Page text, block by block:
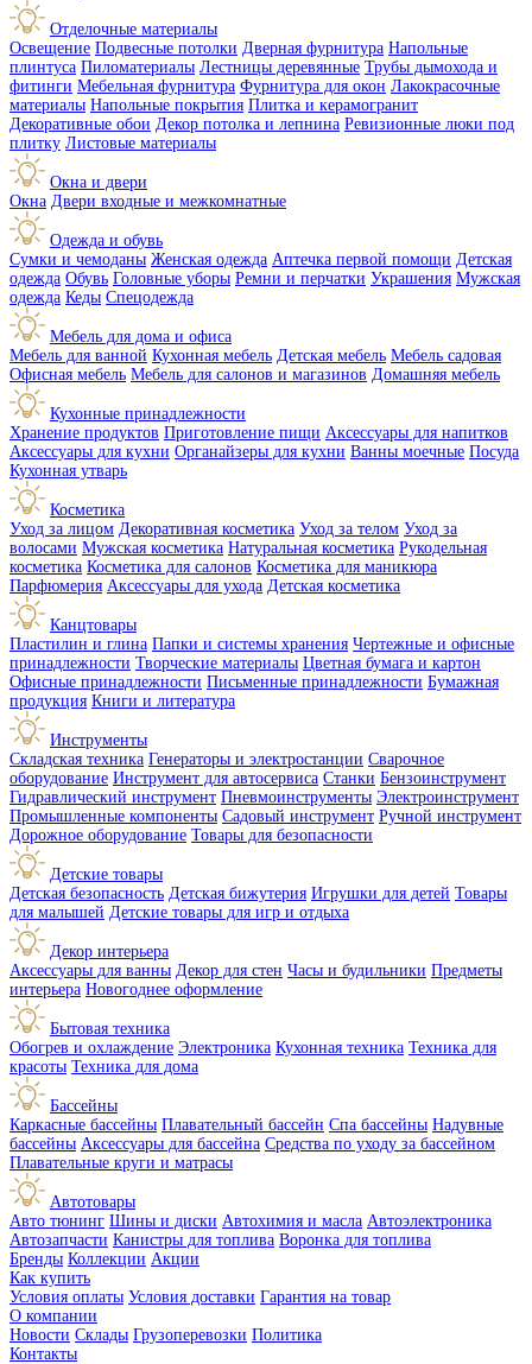
Отделочные материалы
Освещение Подвесные потолки Дверная фурнитура Напольные
плинтуса Пиломатериалы Лестницы деревянные Трубы дымохода и
фитинги Мебельная фурнитура Фурнитура для окон Лакокрасочные
материалы Напольные покрытия Плитка и керамогранит
Декоративные обои Декор потолка и лепнина Ревизионные люки под
плитку Листовые материалы
Окна и двери
Окна Двери входные и межкомнатные
Одежда и обувь
Сумки и чемоданы Женская одежда Аптечка первой помощи Детская
одежда Обувь Головные уборы Ремни и перчатки Украшения Мужская
одежда Кеды Спецодежда
Мебель для дома и офиса
Мебель для ванной Кухонная мебель Детская мебель Мебель садовая
Офисная мебель Мебель для салонов и магазинов Домашняя мебель
Кухонные принадлежности
Хранение продуктов Приготовление пищи Аксессуары для напитков
Аксессуары для кухни Органайзеры для кухни Ванны моечные Посуда
Кухонная утварь
Косметика
Уход за лицом Декоративная косметика Уход за телом Уход за
волосами Мужская косметика Натуральная косметика Рукодельная
косметика Косметика для салонов Косметика для маникюра
Парфюмерия Аксессуары для ухода Детская косметика
Канцтовары
Пластилин и глина Папки и системы хранения Чертежные и офисные
принадлежности Творческие материалы Цветная бумага и картон
Офисные принадлежности Письменные принадлежности Бумажная
продукция Книги и литература
Инструменты
Складская техника Генераторы и электростанции Сварочное
оборудование Инструмент для автосервиса Станки Бензоинструмент
Гидравлический инструмент Пневмоинструменты Электроинструмент
Промышленные компоненты Садовый инструмент Ручной инструмент
Дорожное оборудование Товары для безопасности
Детские товары
Детская безопасность Детская бижутерия Игрушки для детей Товары
для малышей Детские товары для игр и отдыха
Декор интерьера
Аксессуары для ванны Декор для стен Часы и будильники Предметы
интерьера Новогоднее оформление
Бытовая техника
Обогрев и охлаждение Электроника Кухонная техника Техника для
красоты Техника для дома
Бассейны
Каркасные бассейны Плавательный бассейн Спа бассейны Надувные
бассейны Аксессуары для бассейна Средства по уходу за бассейном
Плавательные круги и матрасы
Автотовары
Авто тюнинг Шины и диски Автохимия и масла Автоэлектроника
Автозапчасти Канистры для топлива Воронка для топлива
Бренды Коллекции Акции
Как купить
Условия оплаты Условия доставки Гарантия на товар
О компании
Новости Склады Грузоперевозки Политика
Контакты